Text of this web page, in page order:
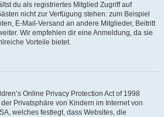
du als registriertes Mitglied Zugriff auf
nicht zur Verfügung stehen: zum Beispiel
E-Mail-Versand an andere Mitglieder, Beitritt
Wir empfehlen dir eine Anmeldung, da sie
Vorteile bietet.
Online Privacy Protection Act of 1998
Privatsphäre von Kindern im Internet von
welches festlegt, dass Websites, die